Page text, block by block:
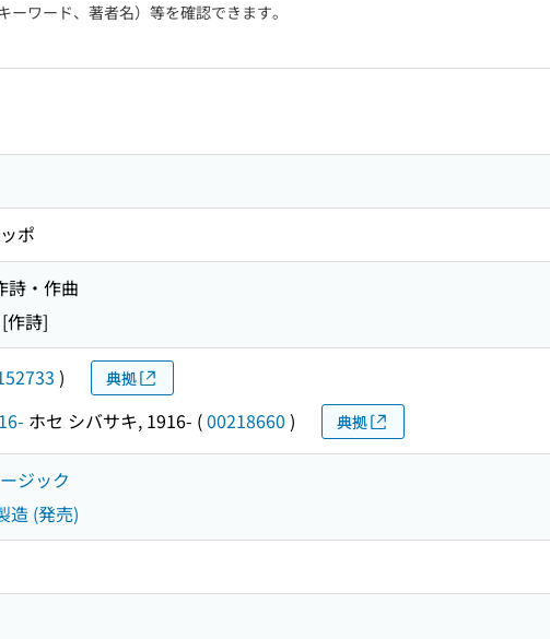
ワード、著者名）等を確認できます。
ポ
詩・作曲
作詩]
) 典拠
ホセ シバサキ, 1916- (00218660 ) 典拠
ジック
造 (発売)